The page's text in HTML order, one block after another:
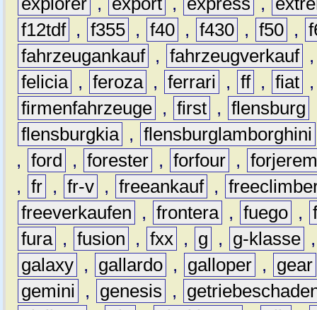
f12tdf , f355 , f40 , f430 , f50 ,
fahrzeugankauf , fahrzeugverkauf
felicia , feroza , ferrari , ff , fiat
firmenfahrzeuge , first , flensburg
flensburgkia , flensburglamborghini
, ford , forester , forfour ,
, fr , fr-v , freeankauf ,
freeverkaufen
, frontera , fuego ,
fura , fusion , fxx , g , g-klasse
galaxy , gallardo , galloper ,
gear
gemini
, genesis ,